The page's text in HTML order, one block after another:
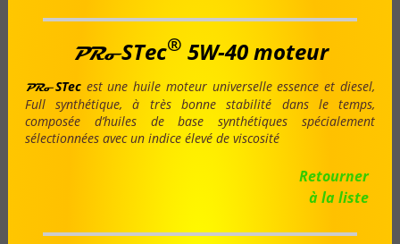
PRoSTec® 5W-40 moteur
PRoSTecest une huile moteur universelle essence et diesel,
Full synthétique, à très bonne stabilité dans le temps,
composée d’huiles de base synthétiques spécialement
sélectionnées avec un indice élevé de viscosité
Retourner
à la liste